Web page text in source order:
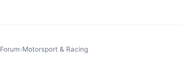
Forum›Motorsport & Racing